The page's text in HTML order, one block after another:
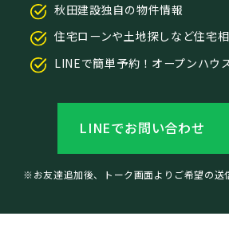
秋田建設独自の物件情報
住宅ローンや土地探しなど住宅
LINEで簡単予約！オープンハウ
LINEでお問い合わせ
※お友達追加後、トーク画面よりご希望の送